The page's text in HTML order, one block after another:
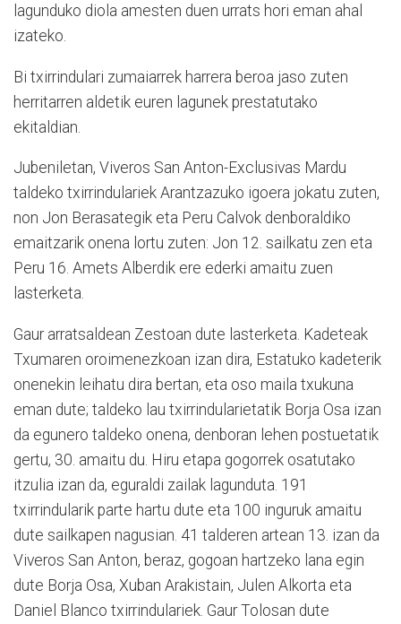
lagunduko diola amesten duen urrats hori eman ahal
izateko.
Bi txirrindulari zumaiarrek harrera beroa jaso zuten
herritarren aldetik euren lagunek prestatutako
ekitaldian.
Jubeniletan, Viveros San Anton-Exclusivas Mardu
taldeko txirrindulariek Arantzazuko igoera jokatu zuten,
non Jon Berasategik eta Peru Calvok denboraldiko
emaitzarik onena lortu zuten: Jon 12. sailkatu zen eta
Peru 16. Amets Alberdik ere ederki amaitu zuen
lasterketa.
Gaur arratsaldean Zestoan dute lasterketa. Kadeteak
Txumaren oroimenezkoan izan dira, Estatuko kadeterik
onenekin leihatu dira bertan, eta oso maila txukuna
eman dute; taldeko lau txirrindularietatik Borja Osa izan
da egunero taldeko onena, denboran lehen postuetatik
gertu, 30. amaitu du. Hiru etapa gogorrek osatutako
itzulia izan da, eguraldi zailak lagunduta. 191
txirrindularik parte hartu dute eta 100 inguruk amaitu
dute sailkapen nagusian. 41 talderen artean 13. izan da
Viveros San Anton, beraz, gogoan hartzeko lana egin
dute Borja Osa, Xuban Arakistain, Julen Alkorta eta
Daniel Blanco txirrindulariek. Gaur Tolosan dute